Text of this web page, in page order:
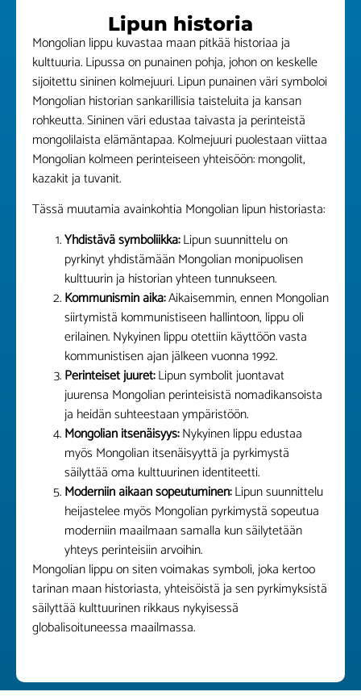
Lipun historia
Mongolian lippu kuvastaa maan pitkää historiaa ja
kulttuuria. Lipussa on punainen pohja, johon on keskelle
sijoitettu sininen kolmejuuri. Lipun punainen väri symboloi
Mongolian historian sankarillisia taisteluita ja kansan
rohkeutta. Sininen väri edustaa taivasta ja perinteistä
mongolilaista elämäntapaa. Kolmejuuri puolestaan viittaa
Mongolian kolmeen perinteiseen yhteisöön: mongolit,
kazakit ja tuvanit.
Tässä muutamia avainkohtia Mongolian lipun historiasta:
Yhdistävä symboliikka:Lipun suunnittelu on
pyrkinyt yhdistämään Mongolian monipuolisen
kulttuurin ja historian yhteen tunnukseen.
Kommunismin aika:Aikaisemmin, ennen Mongolian
siirtymistä kommunistiseen hallintoon, lippu oli
erilainen. Nykyinen lippu otettiin käyttöön vasta
kommunistisen ajan jälkeen vuonna 1992.
Perinteiset juuret:Lipun symbolit juontavat
juurensa Mongolian perinteisistä nomadikansoista
ja heidän suhteestaan ympäristöön.
Mongolian itsenäisyys:Nykyinen lippu edustaa
myös Mongolian itsenäisyyttä ja pyrkimystä
säilyttää oma kulttuurinen identiteetti.
Moderniin aikaan sopeutuminen:Lipun suunnittelu
heijastelee myös Mongolian pyrkimystä sopeutua
moderniin maailmaan samalla kun säilytetään
yhteys perinteisiin arvoihin.
Mongolian lippu on siten voimakas symboli, joka kertoo
tarinan maan historiasta, yhteisöistä ja sen pyrkimyksistä
säilyttää kulttuurinen rikkaus nykyisessä
globalisoituneessa maailmassa.